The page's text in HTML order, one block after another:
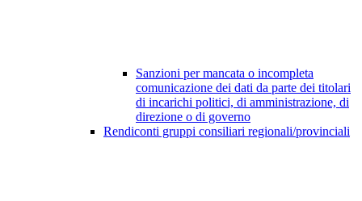
Sanzioni per mancata o incompleta
comunicazione dei dati da parte dei titolari
di incarichi politici, di amministrazione, di
direzione o di governo
Rendiconti gruppi consiliari regionali/provinciali